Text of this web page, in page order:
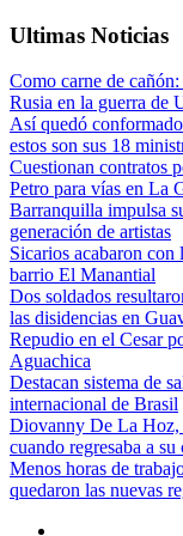
Ultimas Noticias
Como carne de
Rusia en la guerra de
Así quedó
estos son sus 18
Cuestionan contratos
Petro para vías en La
Barranquilla impulsa
generación de artistas
Sicarios acabaron
barrio El Manantial
Dos soldados
las disidencias en
Repudio en el Cesar
Aguachica
Destacan sistema de
internacional de Brasil
Diovanny De La Hoz,
cuando regresaba a su
Menos horas de
quedaron las nuevas